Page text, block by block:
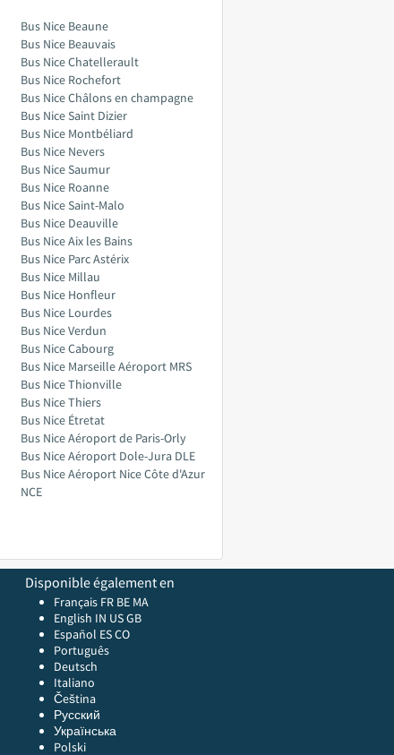
Bus Nice Beaune
Bus Nice Beauvais
Bus Nice Chatellerault
Bus Nice Rochefort
Bus Nice Châlons en champagne
Bus Nice Saint Dizier
Bus Nice Montbéliard
Bus Nice Nevers
Bus Nice Saumur
Bus Nice Roanne
Bus Nice Saint-Malo
Bus Nice Deauville
Bus Nice Aix les Bains
Bus Nice Parc Astérix
Bus Nice Millau
Bus Nice Honfleur
Bus Nice Lourdes
Bus Nice Verdun
Bus Nice Cabourg
Bus Nice Marseille Aéroport MRS
Bus Nice Thionville
Bus Nice Thiers
Bus Nice Étretat
Bus Nice Aéroport de Paris-Orly
Bus Nice Aéroport Dole-Jura DLE
Bus Nice Aéroport Nice Côte d'Azur
NCE
Disponible également en
Français FR BE MA
English IN USGB
Español ESCO
Português
Deutsch
Italiano
Čeština
Русский
Українська
Polski